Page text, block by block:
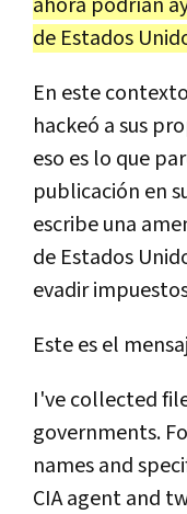
de Estados
En estecontexto
hackeó asus
eso es lo que
publicación en
escribeuna
de Estados
evadir
Esteesel
I'vecollected
governments.
namesand
CIAagentand